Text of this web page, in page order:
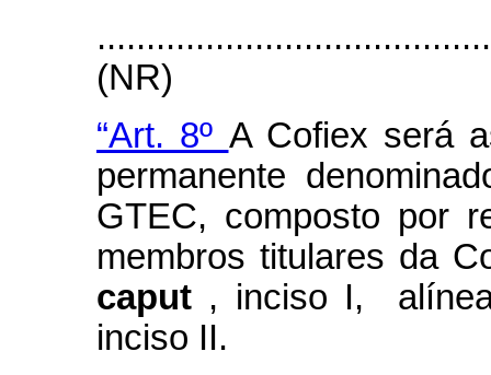
(NR)
“Art. 8º A Cofiex será
permanente
GTEC, composto por
membros titulares da
caput , inciso I, alíneas
inciso II.